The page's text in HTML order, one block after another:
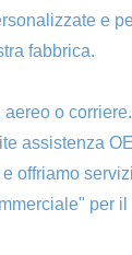
e
fabbrica.
o
assistenza
offriamo
per